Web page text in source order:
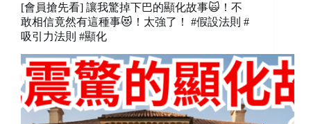
[會員搶先看] 讓我驚掉下巴的顯化故事🙀！不
敢相信竟然有這種事😻！太強了！ #假設法則 #
吸引力法則 #顯化